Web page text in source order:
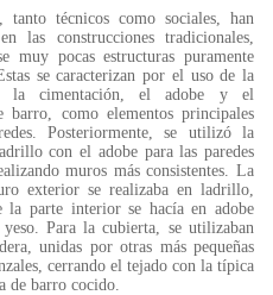
tanto técnicos como sociales, han
las construcciones tradicionales,
muy pocas estructuras puramente
se caracterizan por el uso de la
la cimentación, el adobe y el
barro, como elementos principales
Posteriormente, se utilizó la
con el adobe para las paredes
muros más consistentes. La
exterior se realizaba en ladrillo,
la parte interior se hacía en adobe
Para la cubierta, se utilizaban
unidas por otras más pequeñas
cerrando el tejado con la típica
de barro cocido.